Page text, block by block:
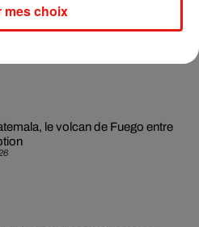
géant fait son retour en
et en pleine...
le volcan de Fuego entre
mes choix